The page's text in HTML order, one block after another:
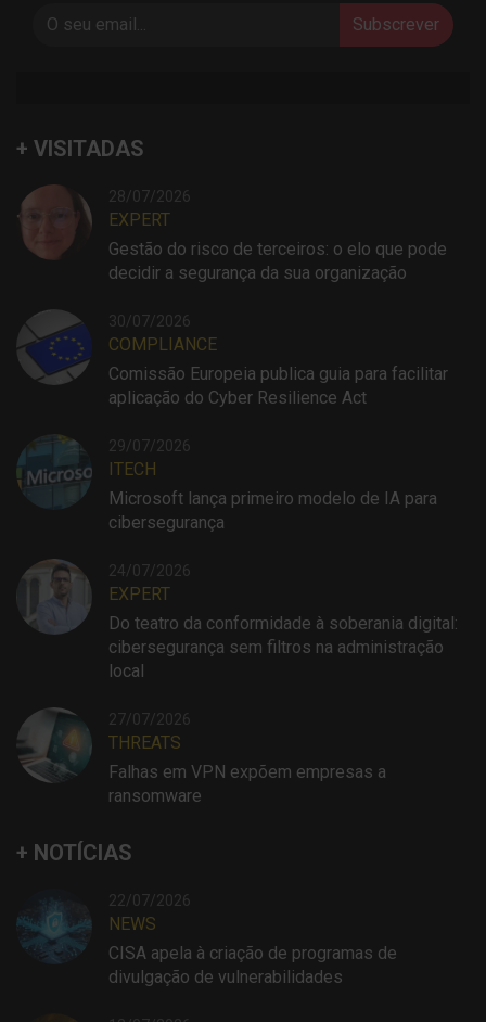
Subscrever
+ VISITADAS
28/07/2026
EXPERT
Gestão do risco de terceiros: o elo que pode
decidir a segurança da sua organização
30/07/2026
COMPLIANCE
Comissão Europeia publica guia para facilitar
aplicação do Cyber Resilience Act
29/07/2026
ITECH
Microsoft lança primeiro modelo de IA para
cibersegurança
24/07/2026
EXPERT
Do teatro da conformidade à soberania digital:
cibersegurança sem filtros na administração
local
27/07/2026
THREATS
Falhas em VPN expõem empresas a
ransomware
+ NOTÍCIAS
22/07/2026
NEWS
CISA apela à criação de programas de
divulgação de vulnerabilidades